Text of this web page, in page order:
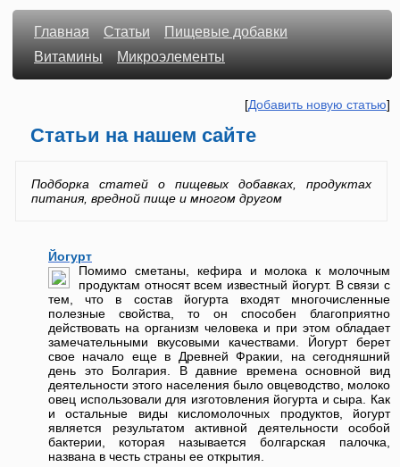
Главная Статьи
Пищевые добавки
Витамины
Микроэлементы
[Добавить новую статью]
Статьи на нашем сайте
Подборка статей о пищевых добавках, продуктах
питания, вредной пище и многом другом
Йогурт
Помимо сметаны, кефира и молока к молочным
продуктам относят всем известный йогурт. В связи с
тем, что в состав йогурта входят многочисленные
полезные свойства, то он способен благоприятно
действовать на организм человека и при этом обладает
замечательными вкусовыми качествами. Йогурт берет
свое начало еще в Древней Фракии, на сегодняшний
день это Болгария. В давние времена основной вид
деятельности этого населения было овцеводство, молоко
овец использовали для изготовления йогурта и сыра. Как
и остальные виды кисломолочных продуктов, йогурт
является результатом активной деятельности особой
бактерии, которая называется болгарская палочка,
названа в честь страны ее открытия.